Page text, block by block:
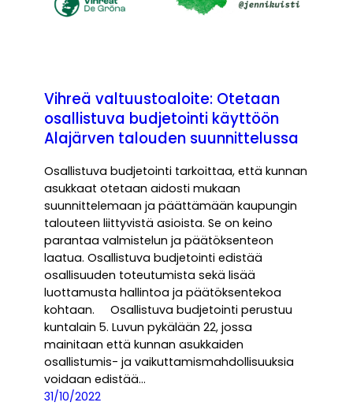
Vihreä valtuustoaloite: Otetaan
osallistuva budjetointi käyttöön
Alajärven talouden suunnittelussa
Osallistuva budjetointi tarkoittaa, että kunnan
asukkaat otetaan aidosti mukaan
suunnittelemaan ja päättämään kaupungin
talouteen liittyvistä asioista. Se on keino
parantaa valmistelun ja päätöksenteon
laatua. Osallistuva budjetointi edistää
osallisuuden toteutumista sekä lisää
luottamusta hallintoa ja päätöksentekoa
kohtaan. Osallistuva budjetointi perustuu
kuntalain 5. Luvun pykälään 22, jossa
mainitaan että kunnan asukkaiden
osallistumis- ja vaikuttamismahdollisuuksia
voidaan edistää…
31/10/2022